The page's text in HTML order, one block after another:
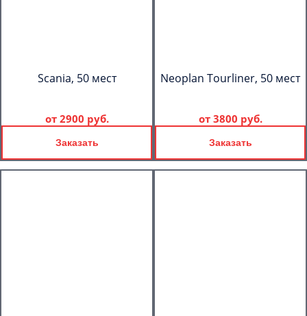
Scania, 50 мест
от 2900 руб.
Заказать
Neoplan Tourliner, 50 мест
от 3800 руб.
Заказать